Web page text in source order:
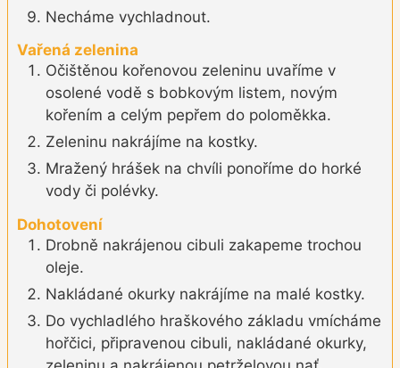
Necháme vychladnout.
Vařená zelenina
Očištěnou kořenovou zeleninu uvaříme v
osolené vodě s bobkovým listem, novým
kořením a celým pepřem do poloměkka.
Zeleninu nakrájíme na kostky.
Mražený hrášek na chvíli ponoříme do horké
vody či polévky.
Dohotovení
Drobně nakrájenou cibuli zakapeme trochou
oleje.
Nakládané okurky nakrájíme na malé kostky.
Do vychladlého hraškového základu vmícháme
hořčici, připravenou cibuli, nakládané okurky,